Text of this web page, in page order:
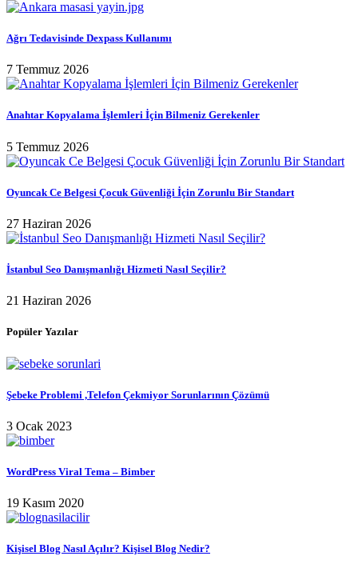
Ağrı Tedavisinde Dexpass Kullanımı
7 Temmuz 2026
Anahtar Kopyalama İşlemleri İçin Bilmeniz Gerekenler
5 Temmuz 2026
Oyuncak Ce Belgesi Çocuk Güvenliği İçin Zorunlu Bir Standart
27 Haziran 2026
İstanbul Seo Danışmanlığı Hizmeti Nasıl Seçilir?
21 Haziran 2026
Popüler Yazılar
Şebeke Problemi ,Telefon Çekmiyor Sorunlarının Çözümü
3 Ocak 2023
WordPress Viral Tema – Bimber
19 Kasım 2020
Kişisel Blog Nasıl Açılır? Kişisel Blog Nedir?